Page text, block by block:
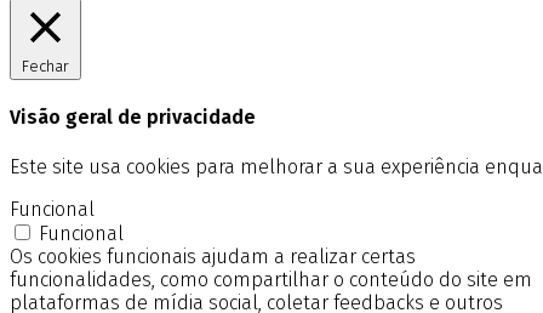
Fechar
Visão geral de privacidade
Este site usa cookies para melhorar a sua experiência
Funcional
Funcional
Os cookies funcionais ajudam a realizar certas
funcionalidades, como compartilhar o conteúdo do site em
plataformas de mídia social, coletar feedbacks e outros